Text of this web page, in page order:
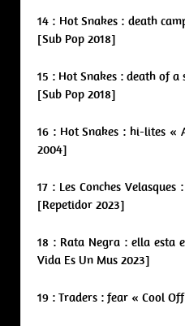
14 : Hot Snakes : death
[Sub Pop 2018]
15 : Hot Snakes : death of
[Sub Pop 2018]
16 : Hot Snakes : hi-lites «
2004]
17 : Les Conches
[Repetidor 2023]
18 : Rata Negra : ella esta
Vida Es Un Mus 2023]
19 : Traders : fear « Cool